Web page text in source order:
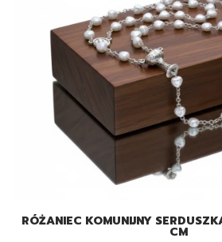
RÓŻANIEC KOMUNIJNY
CM